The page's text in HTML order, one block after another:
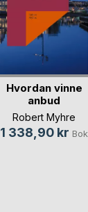
Hvordan vinne
anbud
Robert Myhre
1 338,90 kr Bok